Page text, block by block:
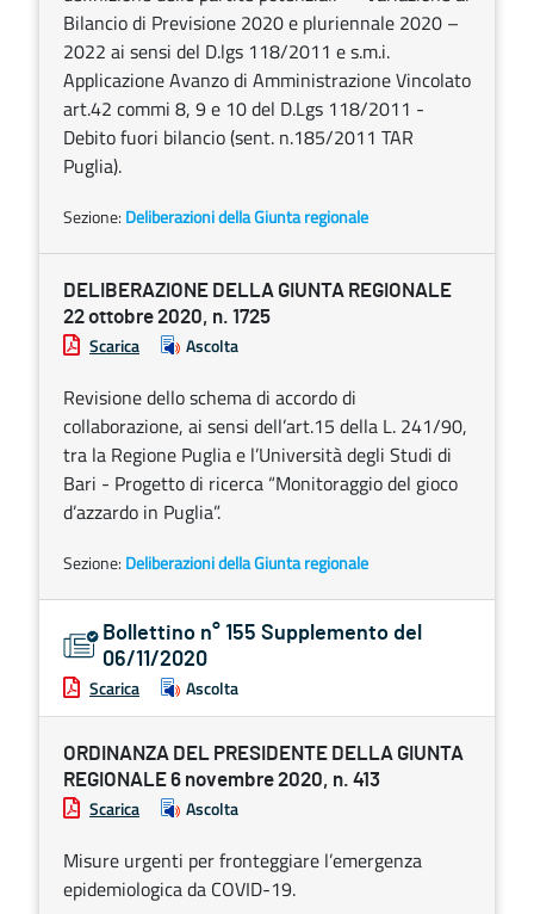
Bilancio di Previsione 2020 e pluriennale 2020 –
2022 ai sensi del D.lgs 118/2011 e s.m.i.
Applicazione Avanzo di Amministrazione Vincolato
art.42 commi 8, 9 e 10 del D.Lgs 118/2011 -
Debito fuori bilancio (sent. n.185/2011 TAR
Puglia).
Sezione: Deliberazioni della Giunta regionale
DELIBERAZIONE DELLA GIUNTA REGIONALE
22 ottobre 2020, n. 1725
Scarica Ascolta
Revisione dello schema di accordo di
collaborazione, ai sensi dell’art.15 della L. 241/90,
tra la Regione Puglia e l’Università degli Studi di
Bari - Progetto di ricerca “Monitoraggio del gioco
d’azzardo in Puglia”.
Sezione: Deliberazioni della Giunta regionale
Bollettino n° 155 Supplemento del
06/11/2020
Scarica Ascolta
ORDINANZA DEL PRESIDENTE DELLA GIUNTA
REGIONALE 6 novembre 2020, n. 413
Scarica Ascolta
Misure urgenti per fronteggiare l’emergenza
epidemiologica da COVID-19.